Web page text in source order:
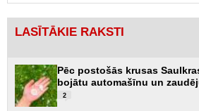
LASĪTĀKIE RAKSTI
Pēc postošās krusas
bojātu automašīnu un
2